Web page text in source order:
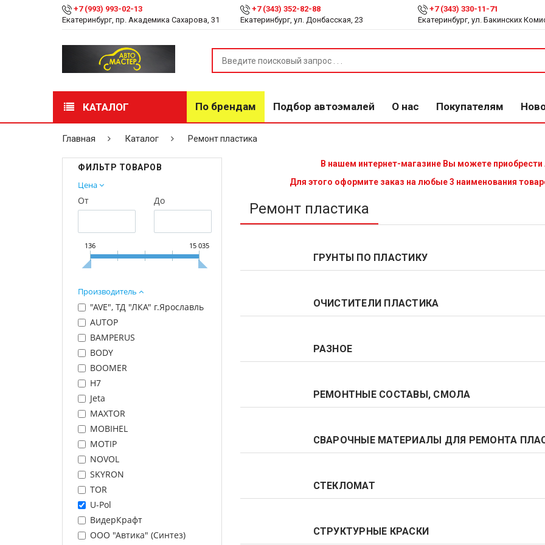
+7 (993) 993-02-13
Екатеринбург, пр. Академика Сахарова, 31
+7 (343) 352-82-88
Екатеринбург, ул. Донбасская, 23
+7 (343) 330-11-71
Екатеринбург, ул. Бакинских
КАТАЛОГ По брендам Подбор автоэмалей О нас Покупателям
РАСПРОДАЖА
Лакокрасочные
Инструмент
Полировальные системы
Абразивы
Антикоррозионные
материалы
Герметики, Клеи
Растворители
Ремонт пластика
Средства индивидуальной
защиты (СИЗ)
Главная Каталог Ремонт пластика
ФИЛЬТР ТОВАРОВ
Цена
От До
136 15 035
Производитель
"AVE", ТД "ЛКА" г.Ярославль
AUTOP
BAMPERUS
BODY
BOOMER
H7
Jeta
MAXTOR
MOBIHEL
MOTIP
NOVOL
SKYRON
TOR
U-Pol
ВидерКрафт
ООО "Автика" (Синтез)
В нашем интернет-магазине Вы можете
Для этого оформите заказ на любые 3 наименования
Ремонт пластика
ГРУНТЫ ПО ПЛАСТИКУ
ОЧИСТИТЕЛИ ПЛАСТИКА
РАЗНОЕ
РЕМОНТНЫЕ СОСТАВЫ, СМОЛА
СВАРОЧНЫЕ МАТЕРИАЛЫ ДЛЯ РЕМОНТА
СТЕКЛОМАТ
СТРУКТУРНЫЕ КРАСКИ